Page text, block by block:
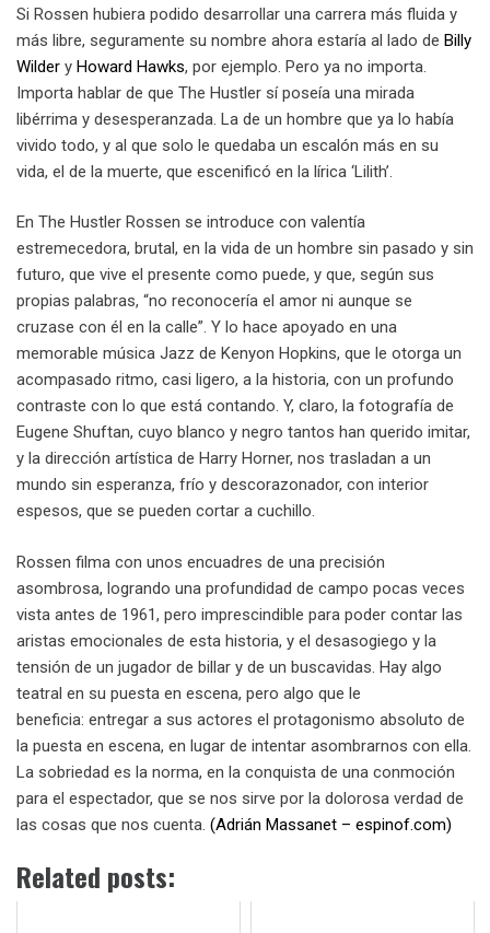
Si Rossen hubiera podido desarrollar una carrera más fluida y
más libre, seguramente su nombre ahora estaría al lado de Billy
Wilder y Howard Hawks, por ejemplo. Pero ya no importa.
Importa hablar de que The Hustler sí poseía una mirada
libérrima y desesperanzada. La de un hombre que ya lo había
vivido todo, y al que solo le quedaba un escalón más en su
vida, el de la muerte, que escenificó en la lírica ‘Lilith’.
En The Hustler Rossen se introduce con valentía
estremecedora, brutal, en la vida de un hombre sin pasado y sin
futuro, que vive el presente como puede, y que, según sus
propias palabras, “no reconocería el amor ni aunque se
cruzase con él en la calle”. Y lo hace apoyado en una
memorable música Jazz de Kenyon Hopkins, que le otorga un
acompasado ritmo, casi ligero, a la historia, con un profundo
contraste con lo que está contando. Y, claro, la fotografía de
Eugene Shuftan, cuyo blanco y negro tantos han querido imitar,
y la dirección artística de Harry Horner, nos trasladan a un
mundo sin esperanza, frío y descorazonador, con interior
espesos, que se pueden cortar a cuchillo.
Rossen filma con unos encuadres de una precisión
asombrosa, logrando una profundidad de campo pocas veces
vista antes de 1961, pero imprescindible para poder contar las
aristas emocionales de esta historia, y el desasogiego y la
tensión de un jugador de billar y de un buscavidas. Hay algo
teatral en su puesta en escena, pero algo que le
beneficia: entregar a sus actores el protagonismo absoluto de
la puesta en escena, en lugar de intentar asombrarnos con ella.
La sobriedad es la norma, en la conquista de una conmoción
para el espectador, que se nos sirve por la dolorosa verdad de
las cosas que nos cuenta. (Adrián Massanet – espinof.com)
Related posts: